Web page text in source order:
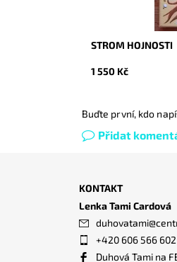
STROM HOJNOSTI
1 550 Kč
Buďte první, kdo
Přidat
KONTAKT
Lenka Tami Cardová
duhovatami@
+420 606 566 602
Duhová Tami na